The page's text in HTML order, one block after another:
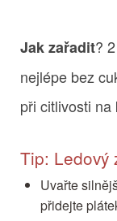
Jak zařadit?
nejlépe bez
při citlivosti
Tip: Ledový
Uvařte
přidejte